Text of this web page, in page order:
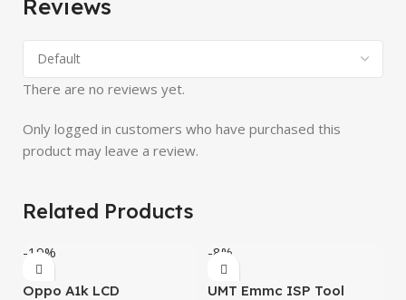
Reviews
There are no reviews yet.
Only logged in customers who have purchased this
product may leave a review.
Related Products
-19%
Oppo A1k LCD
-8%
UMT Emmc ISP Tool